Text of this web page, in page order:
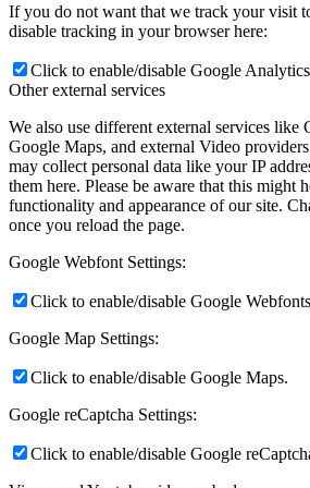
If you do not want that we track your visit
disable tracking in your browser here:
Click to enable/disable Google
Other external services
We also use different external services like
Google Maps, and external Video
may collect personal data like your IP
them here. Please be aware that this might
functionality and appearance of our site.
once you reload the page.
Google Webfont Settings:
Click to enable/disable Google
Google Map Settings:
Click to enable/disable Google Maps.
Google reCaptcha Settings:
Click to enable/disable Google